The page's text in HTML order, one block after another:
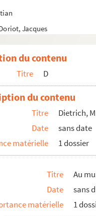
Jacques
Gastondu contenu
Titre D
du contenu
Titre
Dietrich,
Date
sans date
matérielle
1 dossier
Titre
Au
Date
sans
matérielle
1